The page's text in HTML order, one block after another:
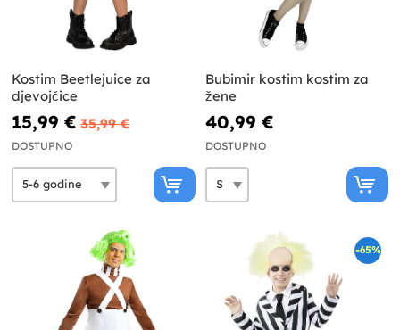
Kostim Beetlejuice za
djevojčice
15,99 € 35,99 €
DOSTUPNO
Bubimir kostim kostim za
žene
40,99 €
DOSTUPNO
-65%